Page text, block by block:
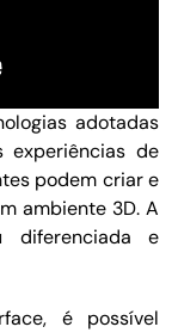
adotadas
experiências de
podem criar e
ambiente 3D. A
diferenciada e
é possível